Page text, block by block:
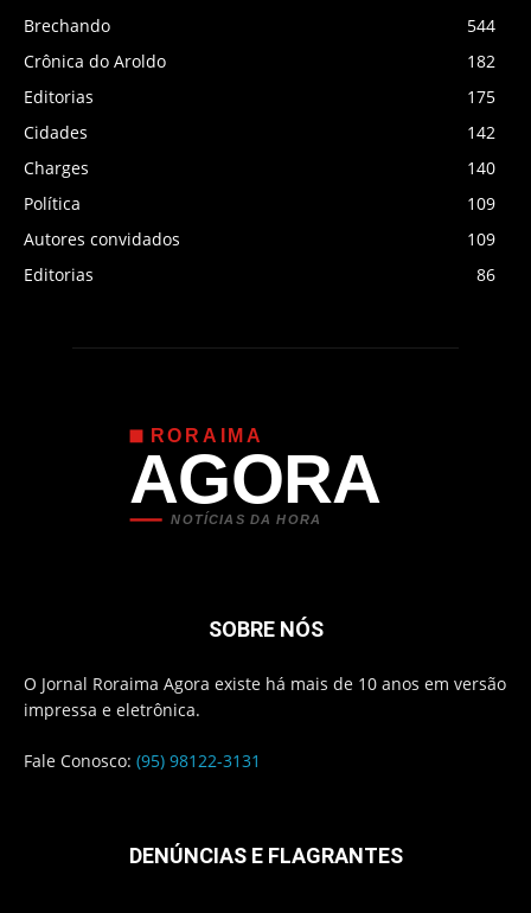
Brechando
544
Crônica do Aroldo
182
Editorias
175
Cidades
142
Charges
140
Política
109
Autores convidados
109
Editorias
86
RORAIMA
AGORA
NOTÍCIAS DA HORA
SOBRE NÓS
O Jornal Roraima Agora existe há mais de 10 anos em versão
impressa e eletrônica.
Fale Conosco: (95) 98122-3131
DENÚNCIAS E FLAGRANTES